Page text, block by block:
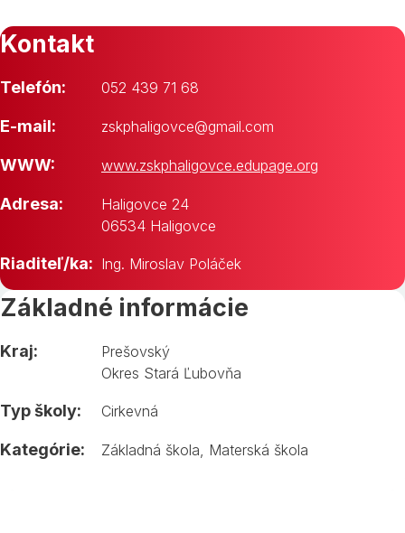
Kontakt
Telefón: 052 439 71 68
E-mail: zskphaligovce@gmail.com
WWW: www.zskphaligovce.edupage.org
Adresa:
Haligovce 24
06534 Haligovce
Riaditeľ/ka: Ing. Miroslav Poláček
Základné informácie
Kraj:
Prešovský
Okres Stará Ľubovňa
Typ školy: Cirkevná
Kategórie: Základná škola Materská škola